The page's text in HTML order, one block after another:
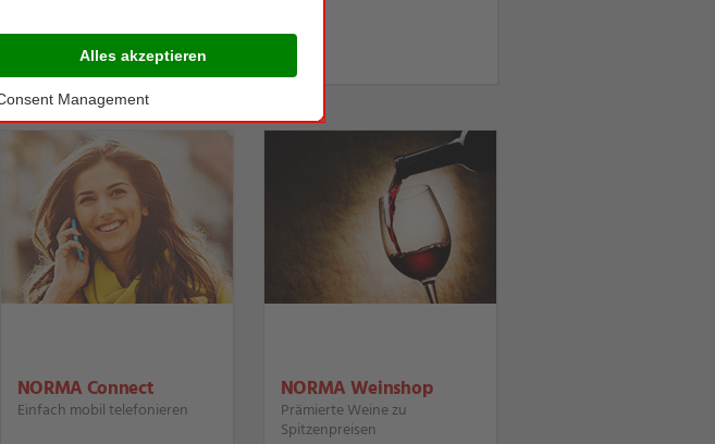
Mehr erfahren
NORMA Connect
Einfach mobil telefonieren
NORMA Weinshop
Prämierte Weine zu
Spitzenpreisen